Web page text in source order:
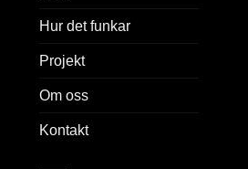
Hur det funkar
Projekt
Om oss
Kontakt